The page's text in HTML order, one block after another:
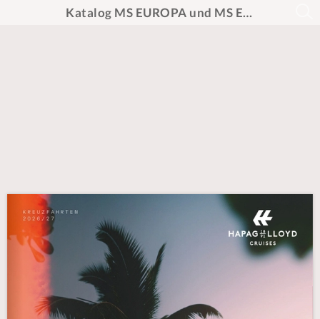
Katalog MS EUROPA und MS EUROPA 2